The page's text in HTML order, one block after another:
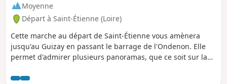
Moyenne
Départ à Saint-Étienne (Loire)
Cette marche au départ de Saint-Étienne vous amènera
jusqu'au Guizay en passant le barrage de l'Ondenon. Elle
permet d'admirer plusieurs panoramas, que ce soit sur la